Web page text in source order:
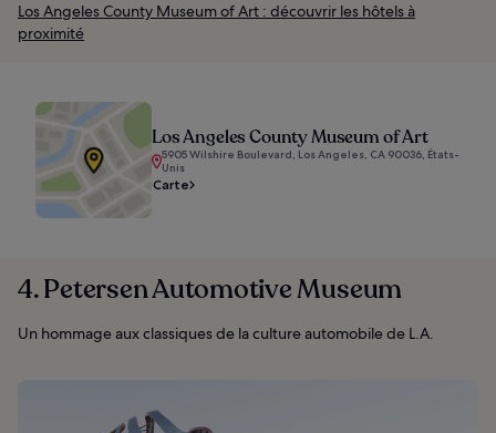
Los Angeles County Museum of Art : découvrir les hôtels à
proximité
Los Angeles County Museum of Art
5905 Wilshire Boulevard, Los Angeles, CA 90036, États-
Unis
Carte
4. Petersen Automotive Museum
Un hommage aux classiques de la culture automobile de L.A.